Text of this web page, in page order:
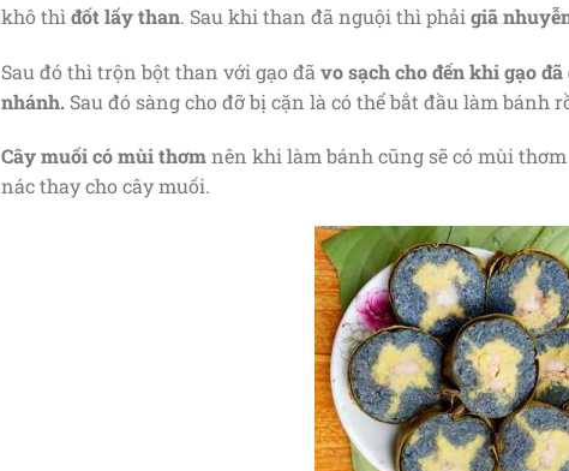
khô thì đốt lấy than. Sau khi than đã nguội thì phải giã
Sau đó thì trộn bột than với gạo đã vo sạch cho đến khi gạo
nhánh. Sau đó sàng cho đỡ bị cặn là có thể bắt đầu làm bánh
Cây muối có mùi thơmnên khi làm bánh cũng sẽ có mùi
nác thay cho cây muối.